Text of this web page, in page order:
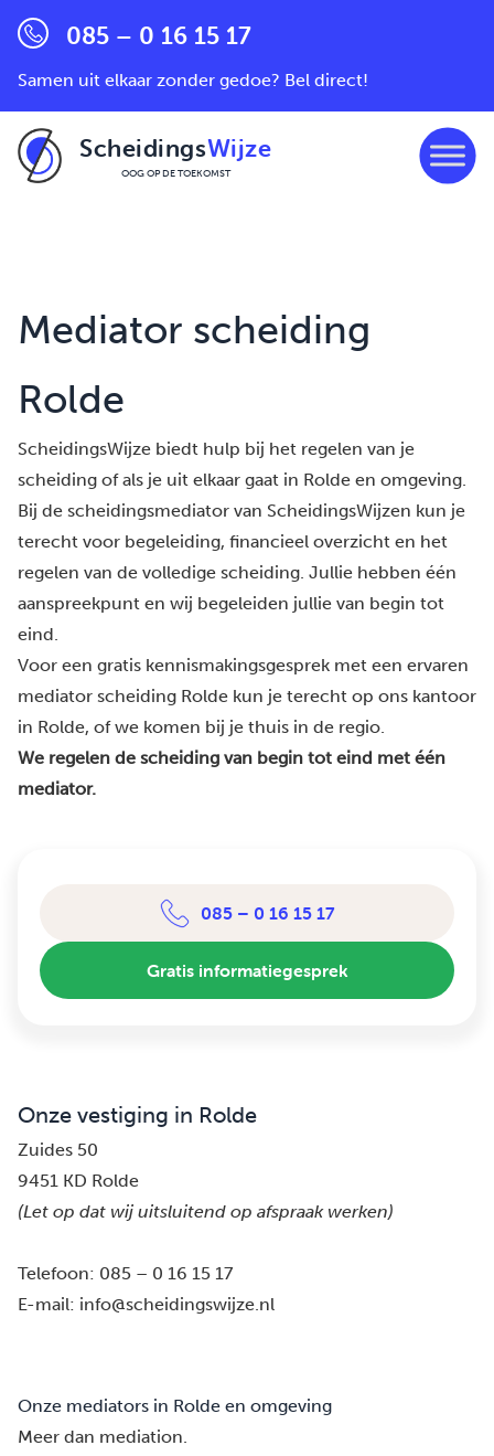
085 – 0 16 15 17
Samen uit elkaar zonder gedoe? Bel direct!
ScheidingsWijze
OOG OP DE TOEKOMST
Mediator scheiding
Rolde
ScheidingsWijze biedt hulp bij het regelen van je
scheiding of als je uit elkaar gaat in Rolde en omgeving.
Bij de scheidingsmediator van ScheidingsWijzen kun je
terecht voor begeleiding, financieel overzicht en het
regelen van de volledige scheiding. Jullie hebben één
aanspreekpunt en wij begeleiden jullie van begin tot
eind.
Voor een gratis kennismakingsgesprek met een ervaren
mediator scheiding Rolde kun je terecht op ons kantoor
in Rolde, of we komen bij je thuis in de regio.
We regelen de scheiding van begin tot eind met één
mediator.
085 – 0 16 15 17
Gratis informatiegesprek
Onze vestiging in Rolde
Zuides 50
9451 KD Rolde
(Let op dat wij uitsluitend op afspraak werken)
Telefoon: 085 – 0 16 15 17
E-mail: info@scheidingswijze.nl
Onze mediators in Rolde en omgeving
Meer dan mediation.